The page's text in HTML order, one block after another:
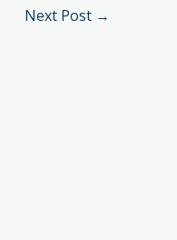
Next Post →